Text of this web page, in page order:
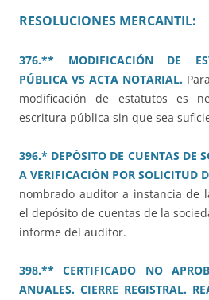
RESOLUCIONES MERCANTIL:
376.** MODIFICACIÓN DE
PÚBLICA VS ACTA NOTARIAL.
modificación de estatutos es
escritura pública sin que sea
396.* DEPÓSITO DE CUENTAS DE
A VERIFICACIÓN POR SOLICITUD
nombrado auditor a instancia de
el depósito de cuentas de la
informe del auditor.
398.** CERTIFICADO NO
ANUALES. CIERRE REGISTRAL.